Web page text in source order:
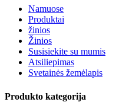
Namuose
Produktai
žinios
Žinios
Susisiekite su mumis
Atsiliepimas
Svetainės žemėlapis
Produkto kategorija